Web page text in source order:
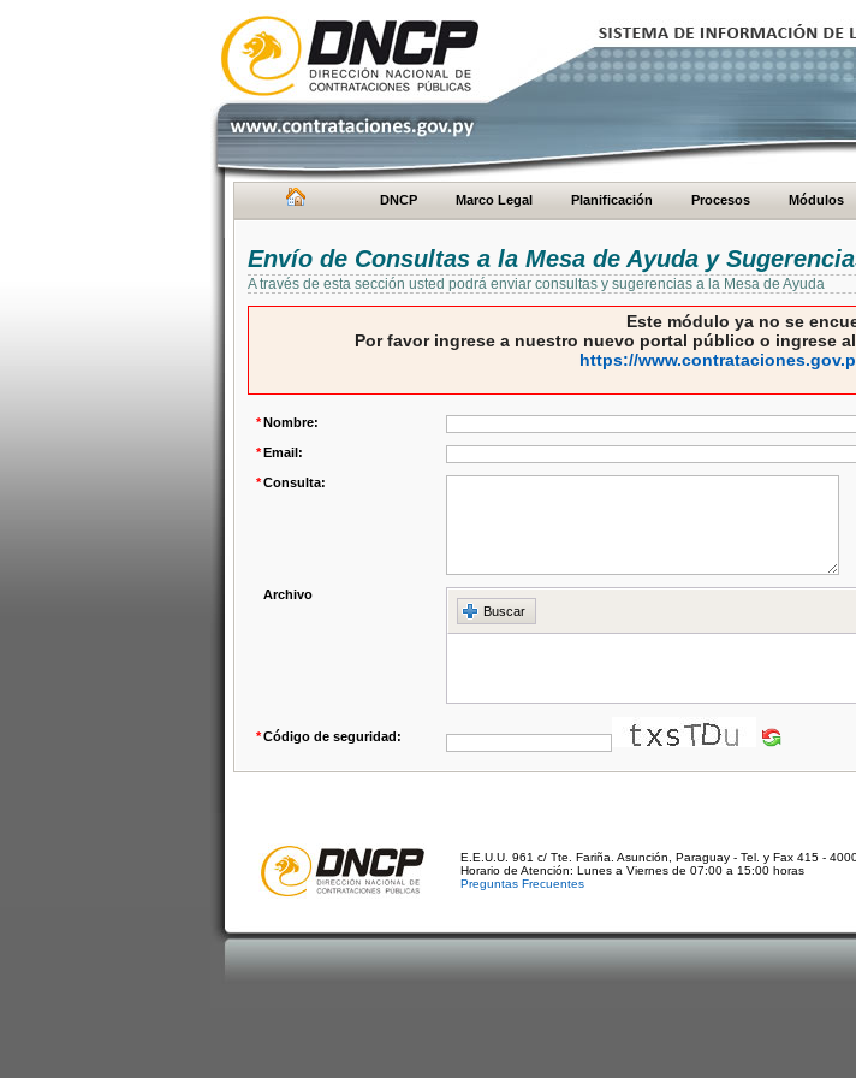
DNCP Marco Legal Planificación Procesos Módulos
Envío de Consultas a la Mesa de Ayuda y
A través de esta sección usted podrá enviar consultas y sugerencias a la Mesa de Ayuda
Este módulo ya no se
Por favor ingrese a nuestro nuevo portal público o ingrese
https://
*Nombre:
*Email:
*Consulta:
Archivo
Buscar
*Código de seguridad:
E.E.U.U. 961 c/ Tte. Fariña. Asunción, Paraguay - Tel. y Fax 415 -
Horario de Atención: Lunes a Viernes de 07:00 a 15:00 horas
Preguntas Frecuentes